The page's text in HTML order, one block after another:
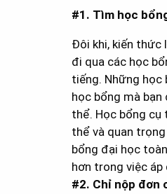
#1. Tìm học
Đôi khi, kiến thức
đi qua các học
tiếng. Những học
học bổng mà
thể. Học bổng cụ
thể và quan
bổng đại học
hơn trong việc áp
#2. Chỉ nộp đơn